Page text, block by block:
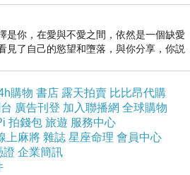
是你，在愛與不愛之間，依然是一個缺愛
見了自己的慾望和墮落，與你分享，你説
購物 書店 露天拍賣 比比昂代購
廣告刊登 加入聯播網 全球購物
拍錢包 旅遊 服務中心
上麻將 雜誌 星座命理 會員中心
證 企業簡訊